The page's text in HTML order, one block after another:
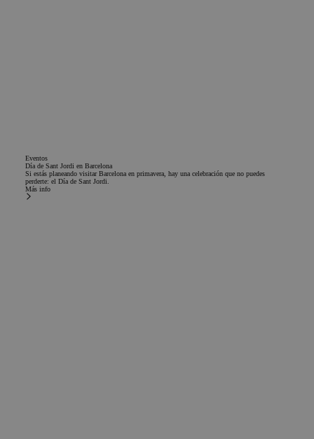
Eventos
Día de Sant Jordi en Barcelona
Si estás planeando visitar Barcelona en primavera, hay una celebración que no puedes
perderte: el Día de Sant Jordi.
Más info